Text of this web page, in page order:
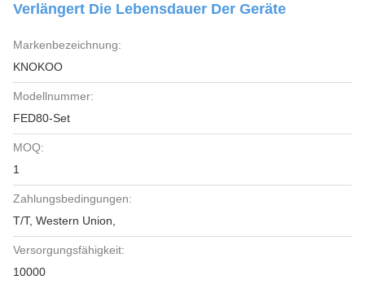
Verlängert Die Lebensdauer Der Geräte
Markenbezeichnung:
KNOKOO
Modellnummer:
FED80-Set
MOQ:
1
Zahlungsbedingungen:
T/T, Western Union,
Versorgungsfähigkeit:
10000